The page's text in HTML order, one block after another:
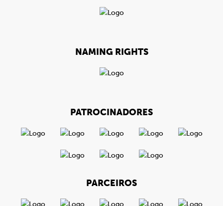
NAMING RIGHTS
PATROCINADORES
PARCEIROS